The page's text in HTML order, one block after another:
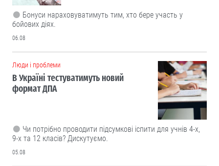
Бонуси нараховуватимуть тим, хто бере участь у
бойових діях.
06.08
Люди і проблеми
В Україні тестуватимуть новий
формат ДПА
Чи потрібно проводити підсумкові іспити для учнів 4-х,
9-х та 12 класів? Дискутуємо.
05.08